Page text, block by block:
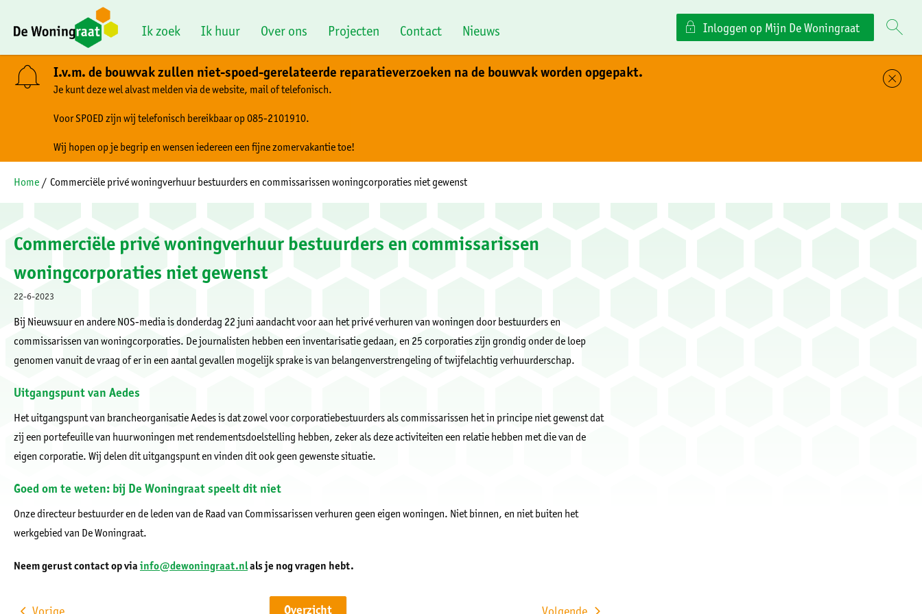
Ik zoek Ik huur Over ons Projecten Contact Nieuws Inloggen op Mijn De Woningraat
I.v.m. de bouwvak zullen niet-spoed-gerelateerde reparatieverzoeken na de bouwvak worden opgepakt.
Je kunt deze wel alvast melden via de website, mail of telefonisch.
Voor SPOED zijn wij telefonisch bereikbaar op 085-2101910.
Wij hopen op je begrip en wensen iedereen een fijne zomervakantie toe!
Home Commerciële privé woningverhuur bestuurders en commissarissen woningcorporaties niet gewenst
Commerciële privé woningverhuur bestuurders en commissarissen
woningcorporaties niet gewenst
22-6-2023
Bij Nieuwsuur en andere NOS-media is donderdag 22 juni aandacht voor aan het privé verhuren van woningen door bestuurders en
commissarissen van woningcorporaties. De journalisten hebben een inventarisatie gedaan, en 25 corporaties zijn grondig onder de loep
genomen vanuit de vraag of er in een aantal gevallen mogelijk sprake is van belangenverstrengeling of twijfelachtig verhuurderschap.
Uitgangspunt van Aedes
Het uitgangspunt van brancheorganisatie Aedes is dat zowel voor corporatiebestuurders als commissarissen het in principe niet gewenst dat
zij een portefeuille van huurwoningen met rendementsdoelstelling hebben, zeker als deze activiteiten een relatie hebben met die van de
eigen corporatie. Wij delen dit uitgangspunt en vinden dit ook geen gewenste situatie.
Goed om te weten: bij De Woningraat speelt dit niet
Onze directeur bestuurder en de leden van de Raad van Commissarissen verhuren geen eigen woningen. Niet binnen, en niet buiten het
werkgebied van De Woningraat.
Neem gerust contact op via info@dewoningraat.nlals je nog vragen hebt.
Volgende
Overzicht
Vorige